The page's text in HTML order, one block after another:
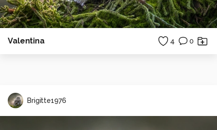
Valentina 4 0
Brigitte1976